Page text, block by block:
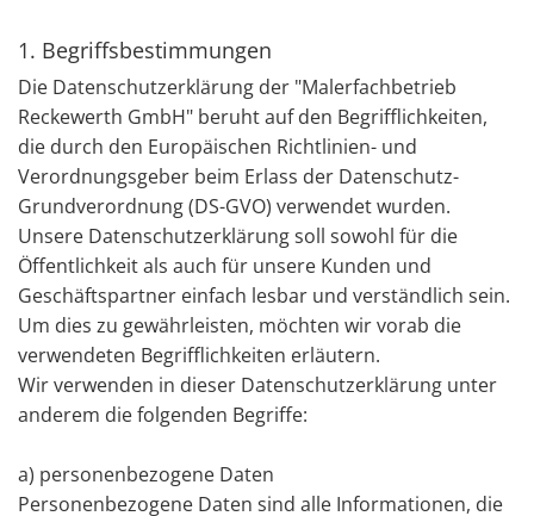
1. Begriffsbestimmungen
Die Datenschutzerklärung der "Malerfachbetrieb
Reckewerth GmbH" beruht auf den Begrifflichkeiten,
die durch den Europäischen Richtlinien- und
Verordnungsgeber beim Erlass der Datenschutz-
Grundverordnung (DS-GVO) verwendet wurden.
Unsere Datenschutzerklärung soll sowohl für die
Öffentlichkeit als auch für unsere Kunden und
Geschäftspartner einfach lesbar und verständlich sein.
Um dies zu gewährleisten, möchten wir vorab die
verwendeten Begrifflichkeiten erläutern.
Wir verwenden in dieser Datenschutzerklärung unter
anderem die folgenden Begriffe:
a) personenbezogene Daten
Personenbezogene Daten sind alle Informationen, die